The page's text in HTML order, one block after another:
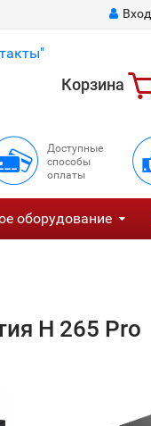
Вход
Корзина
Доступные
способы
оплаты
оборудование
H 265 Pro